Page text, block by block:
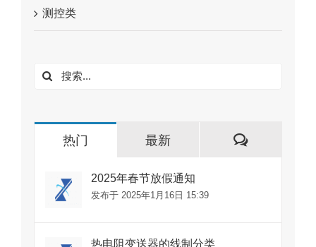
测控类
搜
热门 最新
评
2025年春节放假通知
发布于 2025年1月16日 15:39
热电阻变送器的线制分类